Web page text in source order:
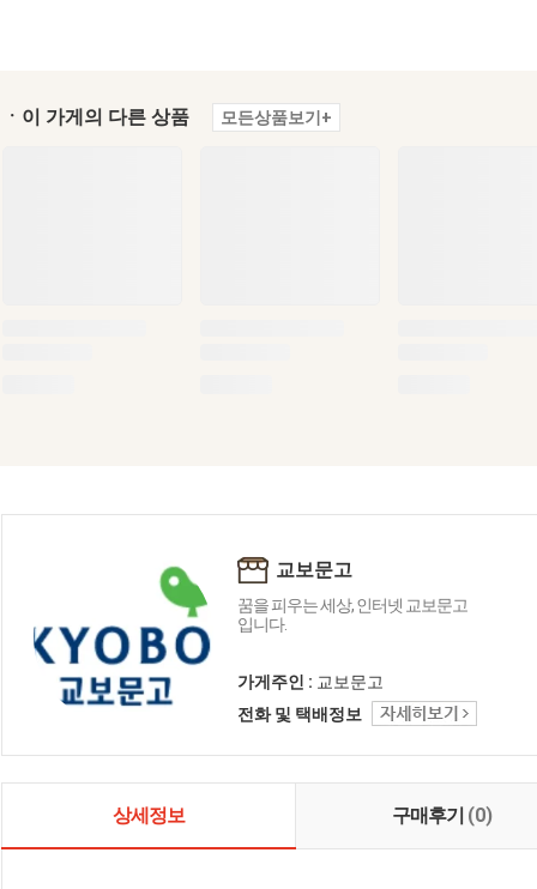
ㆍ이 가게의 다른 상품 모든상품보기+
교보문고
꿈을 피우는 세상, 인터넷 교보문고
입니다.
가게주인 : 교보문고
전화 및 택배정보
상세정보 구매후기 (0)